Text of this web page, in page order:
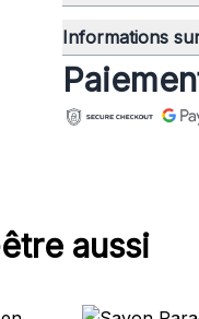
Informations
aussi